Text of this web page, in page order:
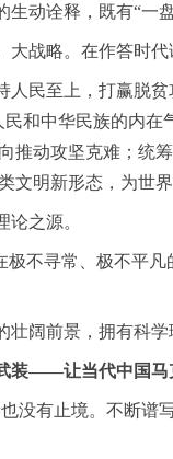
动诠释，既有“一
战略。在作答时代
民至上，打赢脱贫
和中华民族的内
推动攻坚克难；统
文明新形态，为
之源。
不寻常、极不平凡
阔前景，拥有科学
装——让当代中国马
有止境。不断谱